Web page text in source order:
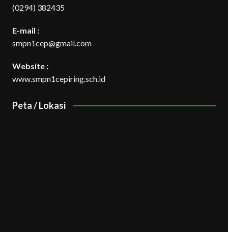
(0294) 382435
E-mail :
smpn1cep@gmail.com
Website :
www.smpn1cepiring.sch.id
Peta / Lokasi